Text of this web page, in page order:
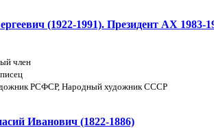
(1922-1991). Президент АХ 1983-
член
РСФСР, Народный художник СССР
Иванович (1822-1886)